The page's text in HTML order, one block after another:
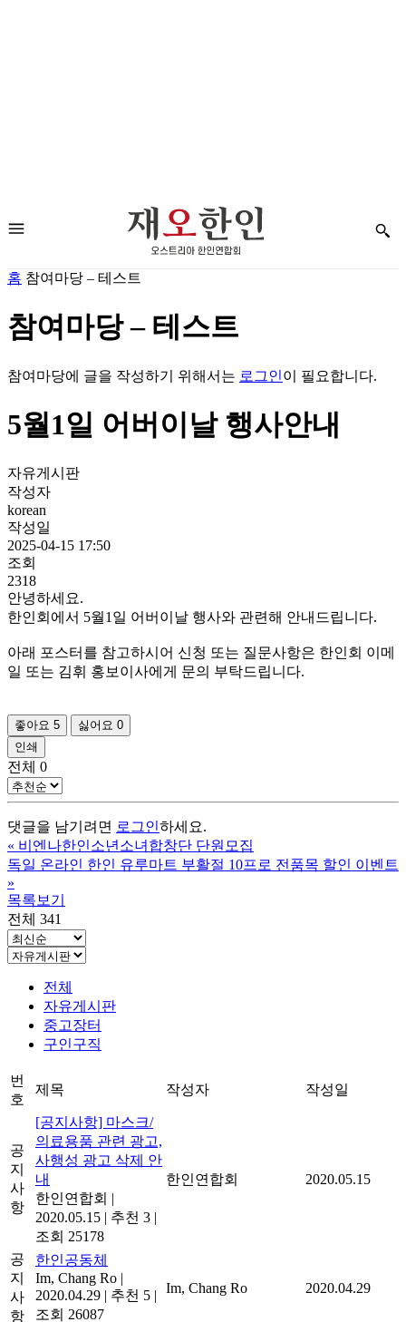
홈 참여마당 – 테스트
참여마당 – 테스트
참여마당에 글을 작성하기 위해서는 로그인이 필요합니다.
5월1일 어버이날 행사안내
자유게시판
작성자
korean
작성일
2025-04-15 17:50
조회
2318
안녕하세요.
한인회에서 5월1일 어버이날 행사와 관련해 안내드립니다.
아래 포스터를 참고하시어 신청 또는 질문사항은 한인회 이메
일 또는 김휘 홍보이사에게 문의 부탁드립니다.
좋아요 5 싫어요 0
인쇄
전체 0
댓글을 남기려면 로그인하세요.
« 비엔나한인소년소녀합창단 단원모집
독일 온라인 한인 유루마트 부활절 10프로 전품목 할인 이벤트
»
목록보기
전체 341
전체
자유게시판
중고장터
구인구직
번
호
제목 작성자 작성일
공
지
사
항
[공지사항] 마스크/
의료용품 관련 광고,
사행성 광고 삭제 안
내
한인연합회 |
2020.05.15 | 추천 3 |
조회 25178
한인연합회 2020.05.15
공
지
사
항
한인공동체
Im, Chang Ro |
2020.04.29 | 추천 5 |
조회 26087
Im, Chang Ro 2020.04.29